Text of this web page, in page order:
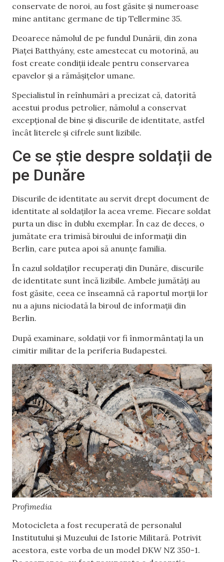
conservate de noroi, au fost găsite și numeroase
mine antitanc germane de tip Tellermine 35.
Deoarece nămolul de pe fundul Dunării, din zona
Piaței Batthyány, este amestecat cu motorină, au
fost create condiții ideale pentru conservarea
epavelor și a rămășițelor umane.
Specialistul în reînhumări a precizat că, datorită
acestui produs petrolier, nămolul a conservat
excepțional de bine și discurile de identitate, astfel
încât literele și cifrele sunt lizibile.
Ce se știe despre soldații de
pe Dunăre
Discurile de identitate au servit drept document de
identitate al soldaților la acea vreme. Fiecare soldat
purta un disc în dublu exemplar. În caz de deces, o
jumătate era trimisă biroului de informații din
Berlin, care putea apoi să anunțe familia.
În cazul soldaților recuperați din Dunăre, discurile
de identitate sunt încă lizibile. Ambele jumătăți au
fost găsite, ceea ce înseamnă că raportul morții lor
nu a ajuns niciodată la biroul de informații din
Berlin.
După examinare, soldații vor fi înmormântați la un
cimitir militar de la periferia Budapestei.
Profimedia
Motocicleta a fost recuperată de personalul
Institutului și Muzeului de Istorie Militară. Potrivit
acestora, este vorba de un model DKW NZ 350-1.